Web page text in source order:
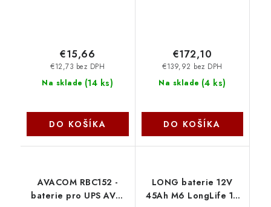
Na sklade (14 ks)
€12,73 bez DPH
€15,66
DO KOŠÍKA
Na sklade (4 ks)
€139,92 bez DPH
€172,10
DO KOŠÍKA
AVACOM RBC152 -
baterie pro UPS AVA-
LONG baterie 12V
45Ah M6 LongLife 12